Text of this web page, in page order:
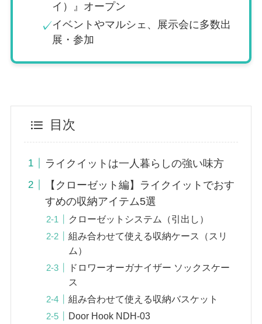
イ）』オープン
✓イベントやマルシェ、展示会に多数出
展・参加
目次
ライクイットは一人暮らしの強い味方
【クローゼット編】ライクイットでおす
すめの収納アイテム5選
クローゼットシステム（引出し）
組み合わせて使える収納ケース（スリ
ム）
ドロワーオーガナイザー ソックスケー
ス
組み合わせて使える収納バスケット
Door Hook NDH-03